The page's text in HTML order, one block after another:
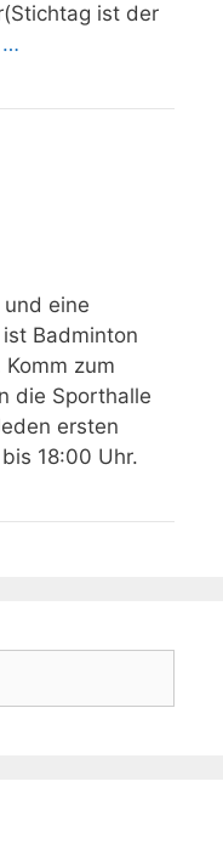
ist der
…
eine
Badminton
zum
die Sporthalle
ersten
18:00 Uhr.